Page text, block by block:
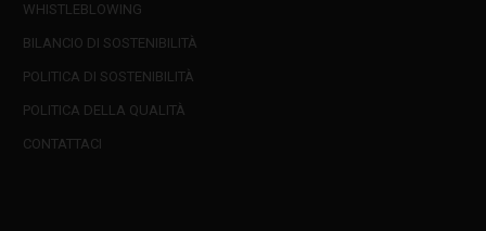
WHISTLEBLOWING
BILANCIO DI SOSTENIBILITÀ
POLITICA DI SOSTENIBILITÀ
POLITICA DELLA QUALITÀ
CONTATTACI